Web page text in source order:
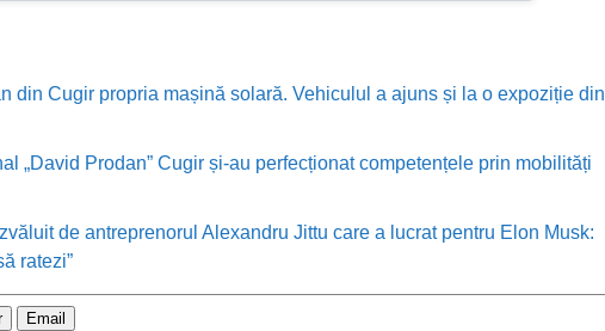
din Cugir propria mașină solară. Vehiculul a ajuns și la o expoziție din
„David Prodan” Cugir și-au perfecționat competențele prin mobilități
de antreprenorul Alexandru Jittu care a lucrat pentru Elon Musk:
ratezi”
Email